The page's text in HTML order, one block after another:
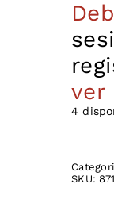
ver
4
SKU: